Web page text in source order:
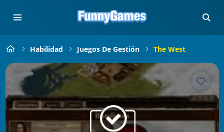
Habilidad Juegos De Gestión The West